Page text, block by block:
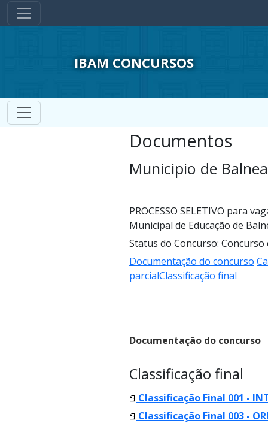
IBAM CONCURSOS
Documentos
Municipio de
PROCESSO SELETIVO para
Municipal de Educação de
Status do Concurso:
Documentação do concurso
parcialClassificação final
Documentação do concurso
Classificação final
Classificação Final 001 -
Classificação Final 003 -